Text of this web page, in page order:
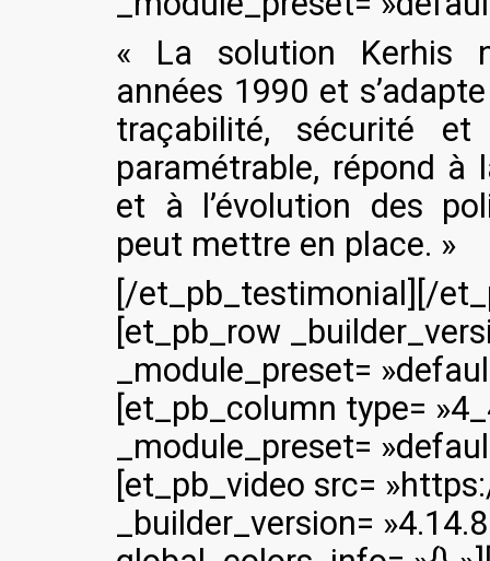
« La solution Kerhis
années 1990 et
traçabilité, sécurité
paramétrable, répond
et à l’évolution des
peut mettre en place. »
[/et_pb_testimonial][/
[et_pb_row
_module_preset=
[et_pb_column type=
_module_preset=
[et_pb_video src=
_builder_version=